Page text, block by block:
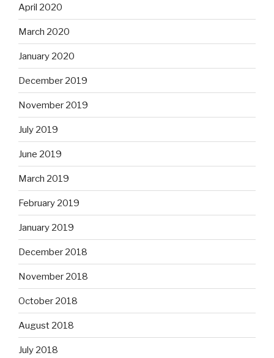
April 2020
March 2020
January 2020
December 2019
November 2019
July 2019
June 2019
March 2019
February 2019
January 2019
December 2018
November 2018
October 2018
August 2018
July 2018